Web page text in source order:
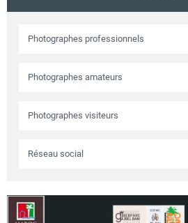
Circuits touristiques
Régions
Evenements
Photographes professionnels
Photographes amateurs
Photographes visiteurs
Réseau social